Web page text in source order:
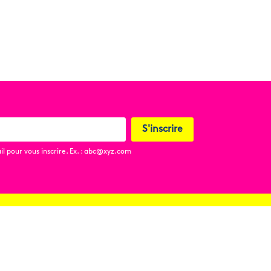
pour vous inscrire. Ex. : abc@xyz.com
S'inscrire